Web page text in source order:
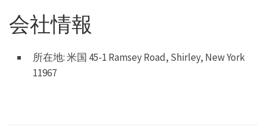
会社情報
所在地: 米国 45-1 Ramsey Road, Shirley, New York
11967